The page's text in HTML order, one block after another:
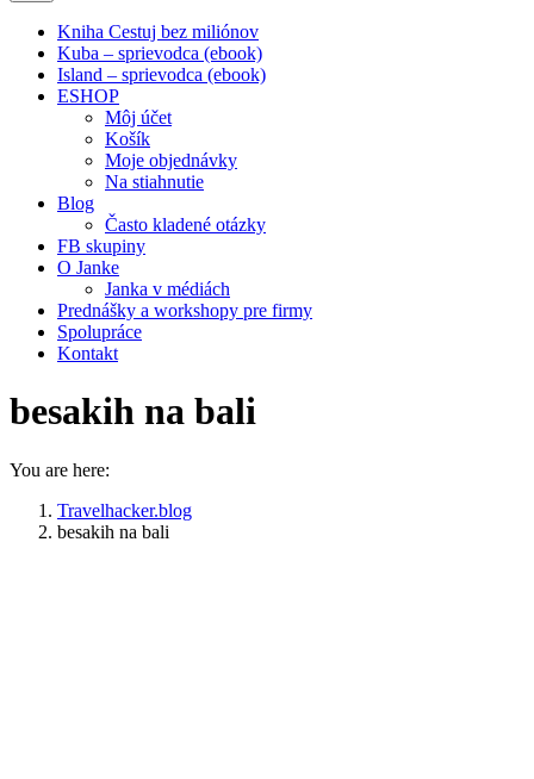
Kniha Cestuj bez miliónov
Kuba – sprievodca (ebook)
Island – sprievodca (ebook)
ESHOP
Môj účet
Košík
Moje objednávky
Na stiahnutie
Blog
Často kladené otázky
FB skupiny
O Janke
Janka v médiách
Prednášky a workshopy pre firmy
Spolupráce
Kontakt
besakih na bali
You are here:
Travelhacker.blog
besakih na bali